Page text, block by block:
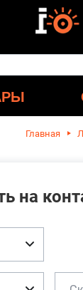
Главная
на